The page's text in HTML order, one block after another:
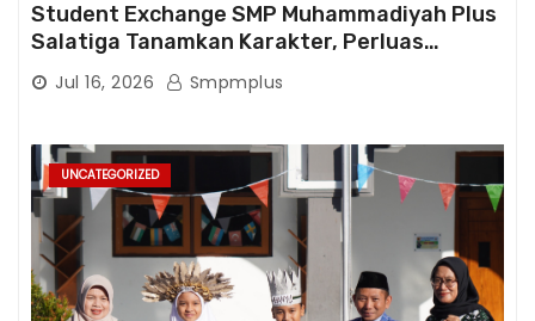
Student Exchange SMP Muhammadiyah Plus
Salatiga Tanamkan Karakter, Perluas
Wawasan, dan Tumbuhkan Semangat
Berprestasi
Jul 16, 2026 Smpmplus
UNCATEGORIZED